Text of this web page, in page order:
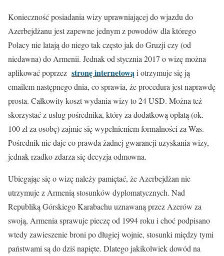
Konieczność posiadania wizy uprawniającej do wjazdu do
Azerbejdżanu jest zapewne jednym z powodów dla którego
Polacy nie latają do niego tak często jak do Gruzji czy (od
niedawna) do Armenii. Jednak od stycznia 2017 o wizę można
aplikować poprzez stronę internetową i otrzymuje się ją
emailem następnego dnia, co sprawia, że procedura jest naprawdę
prosta. Całkowity koszt wydania wizy to 24 USD. Można też
skorzystać z usług pośrednika, który za dodatkową opłatą (ok.
100 zł za osobę) zajmie się wypełnieniem formalności za Was.
Pośrednik nie daje co prawda żadnej gwarancji uzyskania wizy,
jednak rzadko zdarza się decyzja odmowna.
Ubiegając się o wizę należy pamiętać, że Azerbejdżan nie
utrzymuje z Armenią stosunków dyplomatycznych. Nad
Republiką Górskiego Karabachu uznawaną przez Azerów za
swoją, Armenia sprawuje pieczę od 1994 roku i choć podpisano
wtedy zawieszenie broni po długiej wojnie, stosunki między tymi
państwami są do dziś napięte. Dlatego jakikolwiek dowód na